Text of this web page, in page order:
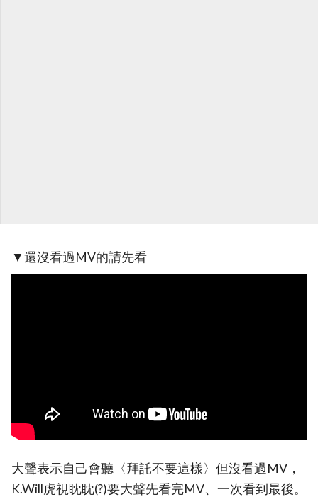
▼還沒看過MV的請先看
大聲表示自己會聽〈拜託不要這樣〉但沒看過MV，
K.Will虎視眈眈(?)要大聲先看完MV、一次看到最後。